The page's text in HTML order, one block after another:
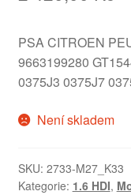
PSA CITROEN
9663199280
0375J3 0375J7
Není skladem
SKU: 2733-M27_K33
Kategorie: 1.6 HDI,